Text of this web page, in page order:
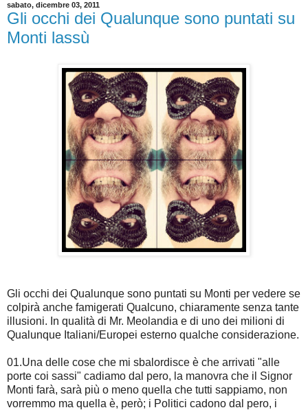
sabato, dicembre 03, 2011
Gli occhi dei Qualunque sono puntati su
Monti lassù
Gli occhi dei Qualunque sono puntati su Monti per vedere se
colpirà anche famigerati Qualcuno, chiaramente senza tante
illusioni. In qualità di Mr. Meolandia e di uno dei milioni di
Qualunque Italiani/Europei esterno qualche considerazione.
01.Una delle cose che mi sbalordisce è che arrivati "alle
porte coi sassi" cadiamo dal pero, la manovra che il Signor
Monti farà, sarà più o meno quella che tutti sappiamo, non
vorremmo ma quella è, però; i Politici cadono dal pero, i